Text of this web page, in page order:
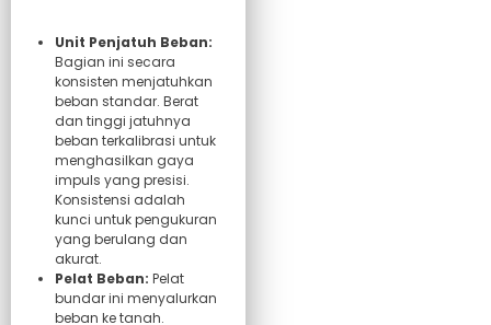
Unit Penjatuh Beban:
Bagian ini secara
konsisten menjatuhkan
beban standar. Berat
dan tinggi jatuhnya
beban terkalibrasi untuk
menghasilkan gaya
impuls yang presisi.
Konsistensi adalah
kunci untuk pengukuran
yang berulang dan
akurat.
Pelat Beban: Pelat
bundar ini menyalurkan
beban ke tanah.